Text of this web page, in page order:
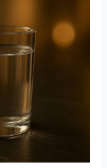
و
سلامت